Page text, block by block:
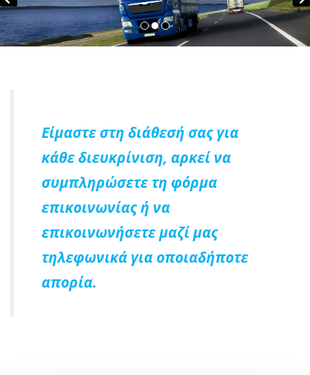
Είμαστε στη διάθεσή σας για
κάθε διευκρίνιση, αρκεί να
συμπληρώσετε τη φόρμα
επικοινωνίας ή να
επικοινωνήσετε μαζί μας
τηλεφωνικά για οποιαδήποτε
απορία.